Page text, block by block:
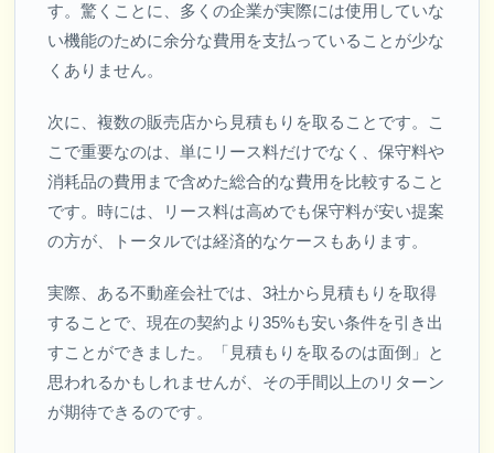
す。驚くことに、多くの企業が実際には使用していな
い機能のために余分な費用を支払っていることが少な
くありません。
次に、複数の販売店から見積もりを取ることです。こ
こで重要なのは、単にリース料だけでなく、保守料や
消耗品の費用まで含めた総合的な費用を比較すること
です。時には、リース料は高めでも保守料が安い提案
の方が、トータルでは経済的なケースもあります。
実際、ある不動産会社では、3社から見積もりを取得
することで、現在の契約より35%も安い条件を引き出
すことができました。「見積もりを取るのは面倒」と
思われるかもしれませんが、その手間以上のリターン
が期待できるのです。